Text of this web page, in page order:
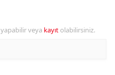
yapabilir veya kayıt olabilirsiniz.